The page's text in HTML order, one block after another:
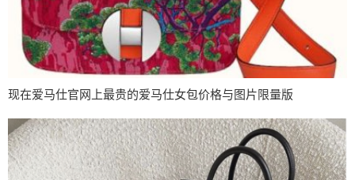
现在爱马仕官网上最贵的爱马仕女包价格与图片限量版